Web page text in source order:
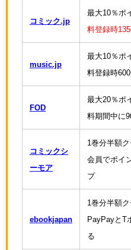
コミック.jp
最大10％ポ
料登録時
music.jp
最大10％ポ
料登録時
FOD
最大20％ポ
料期間中に
コミックシ
ーモア
1巻分半額
会員でポイ
プ
ebookjapan
1巻分半額ク
PayPayとT
る